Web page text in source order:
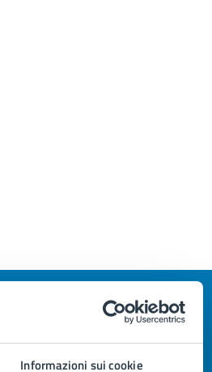
Informazioni sui cookie